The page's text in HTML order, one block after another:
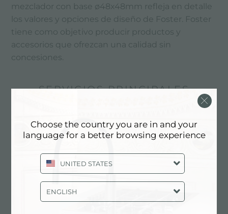
mezclador con base ø48x48mm refleja en detalle
los valores y opciones de diseño de Foster. Foster
tiene como objetivo producir productos y
accesorios que ofrezcan una calidad sin
concesiones.
SERVICIOS PRINCIPALES
Choose the country you are in and your
language for a better browsing experience
UNITED STATES
ENGLISH